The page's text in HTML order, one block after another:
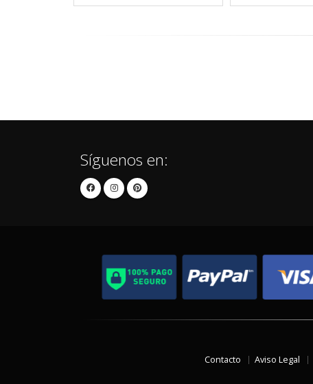
Síguenos en:
Contacto Aviso Legal